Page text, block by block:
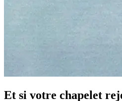
Et si votre chapelet